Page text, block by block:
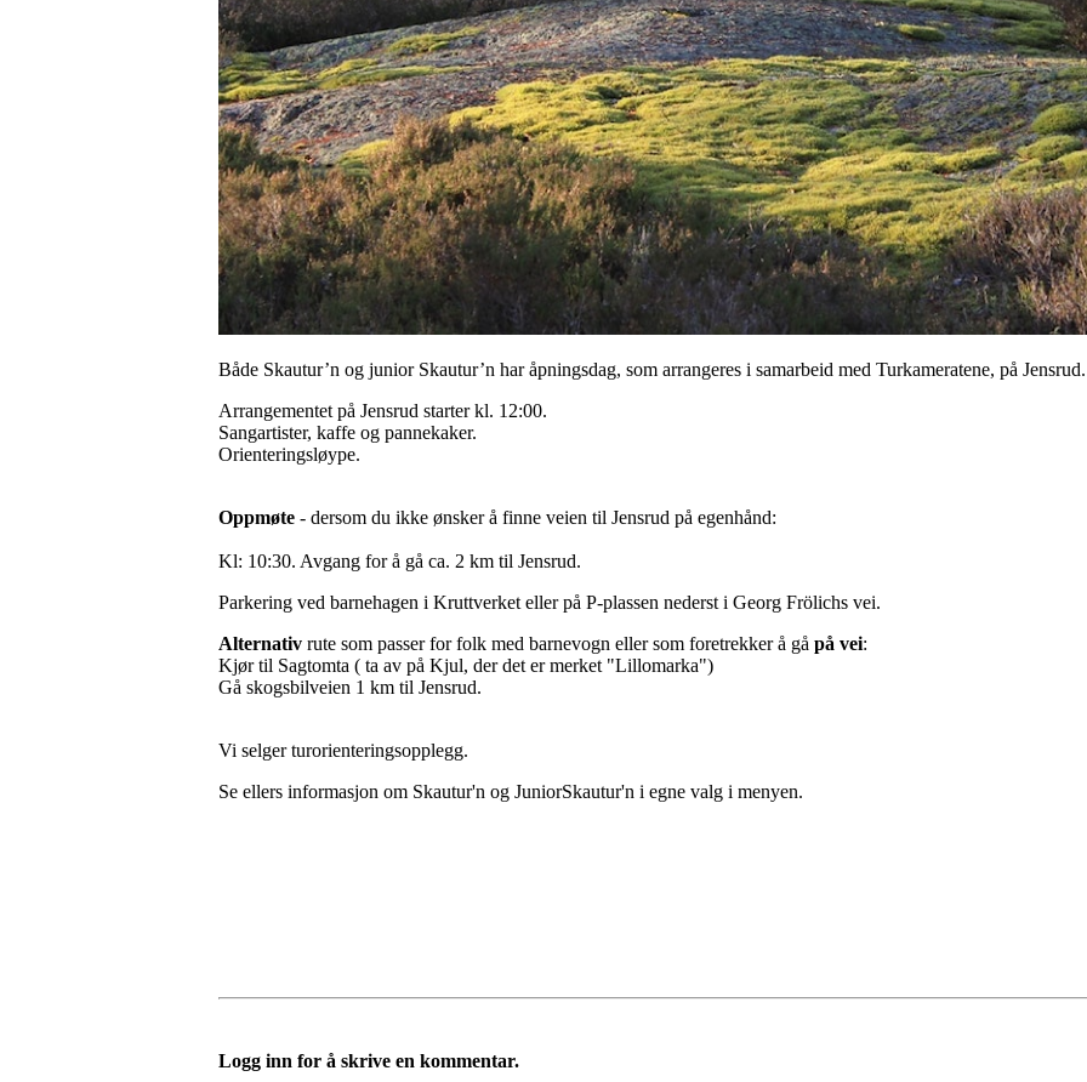
Både Skautur’n og junior Skautur’n har åpningsdag, som arrangeres i samarbeid med Turkameratene, på Jensrud.
Arrangementet på Jensrud starter kl. 12:00.
Sangartister, kaffe og pannekaker.
Orienteringsløype.
Oppmøte - dersom du ikke ønsker å finne veien til Jensrud på egenhånd:
Kl: 10:30. Avgang for å gå ca. 2 km til Jensrud.
Parkering ved barnehagen i Kruttverket eller på P-plassen nederst i Georg Frölichs vei.
Alternativ rute som passer for folk med barnevogn eller som foretrekker å gå på vei:
Kjør til Sagtomta ( ta av på Kjul, der det er merket "Lillomarka")
Gå skogsbilveien 1 km til Jensrud.
Vi selger turorienteringsopplegg.
Se ellers informasjon om Skautur'n og JuniorSkautur'n i egne valg i menyen.
Logg inn for å skrive en kommentar.